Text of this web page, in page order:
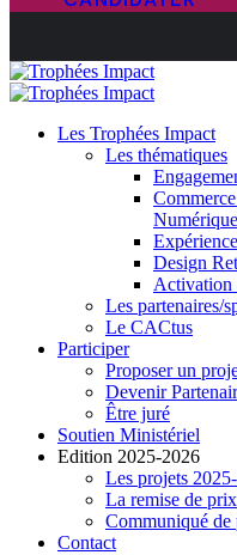
Les Trophées Impact
Les thématiques
Numérique
Design
Activation
Les partenaires/
Le CACtus
Participer
Proposer un
Devenir
Être juré
Soutien Ministériel
Edition 2025-2026
Les projets
La remise de prix
Communiqué de
Contact